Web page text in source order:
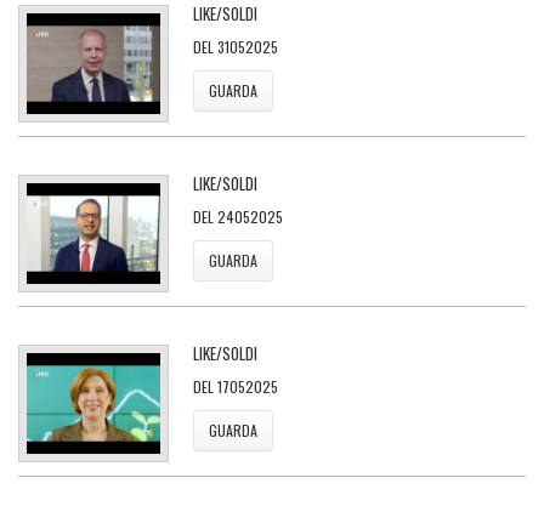
LIKE/SOLDI
DEL 31052025
GUARDA
LIKE/SOLDI
DEL 24052025
GUARDA
LIKE/SOLDI
DEL 17052025
GUARDA